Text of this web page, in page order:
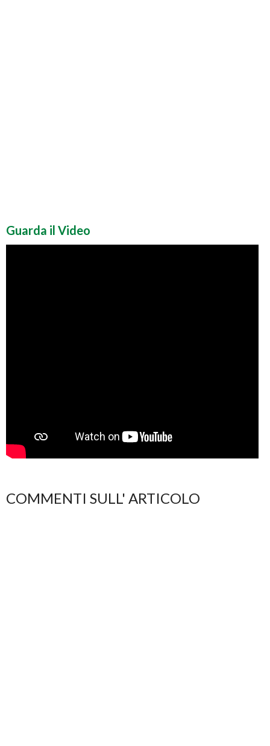
Guarda il Video
COMMENTI SULL' ARTICOLO